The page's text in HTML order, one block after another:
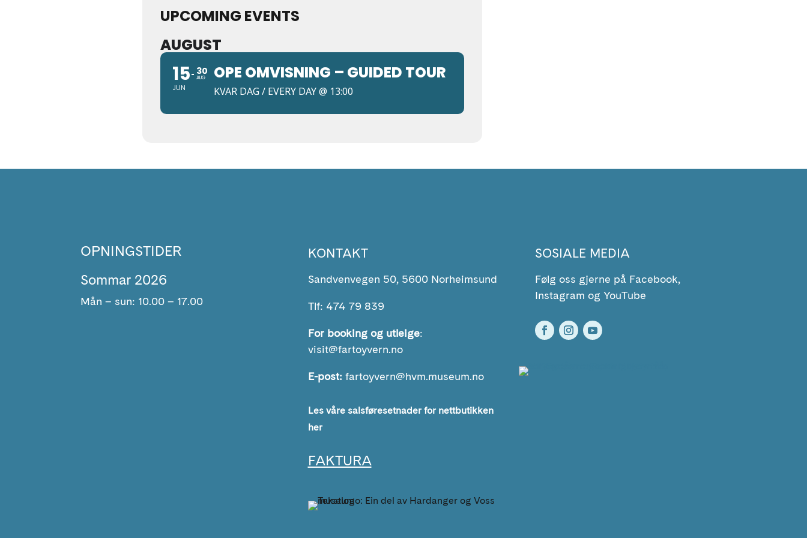
UPCOMING EVENTS
AUGUST
15
JUN
30
AUG OPE OMVISNING – GUIDED TOUR
KVAR DAG / EVERY DAY @ 13:00
OPNINGSTIDER
Sommar 2026
Mån – sun: 10.00 – 17.00
KONTAKT
Sandvenvegen 50, 5600 Norheimsund
Tlf: 474 79 839
For booking og utleige:
visit@fartoyvern.no
E-post: fartoyvern@hvm.museum.no
Les våre salsføresetnader for nettbutikken
her
FAKTURA
SOSIALE MEDIA
Følg oss gjerne på Facebook,
Instagram og YouTube